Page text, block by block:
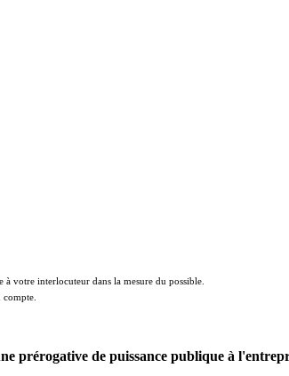
à votre interlocuteur dans la mesure du possible.
compte.
prérogative de puissance publique à